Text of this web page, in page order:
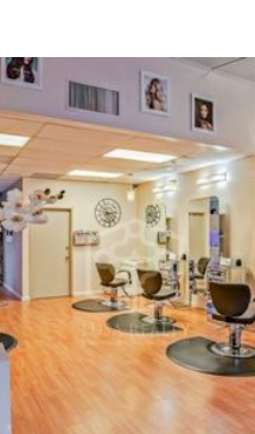
CARGANDO...